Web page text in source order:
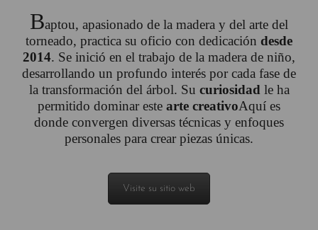
Baptou, apasionado de la madera y del arte del
torneado, practica su oficio con dedicación desde
2014. Se inició en el trabajo de la madera de niño,
desarrollando un profundo interés por cada fase de
la transformación del árbol. Su curiosidad le ha
permitido dominar este arte creativoAquí es
donde convergen diversas técnicas y enfoques
personales para crear piezas únicas.
Visite su sitio web